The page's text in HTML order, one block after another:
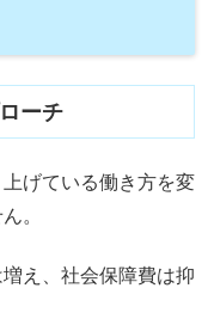
ーチ
げている働き方を変
。
え、社会保障費は抑